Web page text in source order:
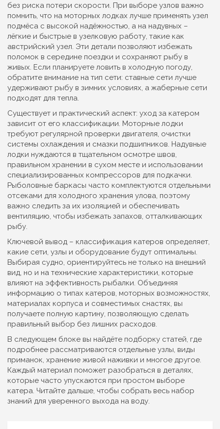
без риска потери скорости. При выборе узлов важно
помнить, что на моторных лодках лучше применять узел
подмёса с высокой надёжностью, а на надувных –
лёгкие и быстрые в узелковую работу, такие как
австрийский узел. Эти детали позволяют избежать
поломок в середине поездки и сохраняют рыбу в
живых. Если планируете ловить в холодную погоду,
обратите внимание на тип сети: ставные сети лучше
удерживают рыбу в зимних условиях, а жаберные сети
подходят для тепла.
Существует и практический аспект: уход за катером
зависит от его классификации. Моторные лодки
требуют регулярной проверки двигателя, очистки
системы охлаждения и смазки подшипников. Надувные
лодки нуждаются в тщательном осмотре швов,
правильном хранении в сухом месте и использовании
специализированных компрессоров для подкачки.
Рыболовные баркасы часто комплектуются отдельными
отсеками для холодного хранения улова, поэтому
важно следить за их изоляцией и обеспечивать
вентиляцию, чтобы избежать запахов, отталкивающих
рыбу.
Ключевой вывод – классификация катеров определяет,
какие сети, узлы и оборудование будут оптимальны.
Выбирая судно, ориентируйтесь не только на внешний
вид, но и на технические характеристики, которые
влияют на эффективность рыбалки. Объединяя
информацию о типах катеров, моторных возможностях,
материалах корпуса и совместимых снастях, вы
получаете полную картину, позволяющую сделать
правильный выбор без лишних расходов.
В следующем блоке вы найдёте подборку статей, где
подробнее рассматриваются отдельные узлы, виды
приманок, хранение живой наживки и многое другое.
Каждый материал поможет разобраться в деталях,
которые часто упускаются при простом выборе
катера. Читайте дальше, чтобы собрать весь набор
знаний для уверенного выхода на воду.